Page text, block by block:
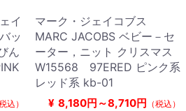
イ
ッ
ん
込）
マーク・ジェイコブス
MARC JACOBS ベビー－セ
ーター，ニット クリスマス
W15568 97ERED ピンク系
レッド系 kb-01
¥ 8,180円～8,710円 （税込）